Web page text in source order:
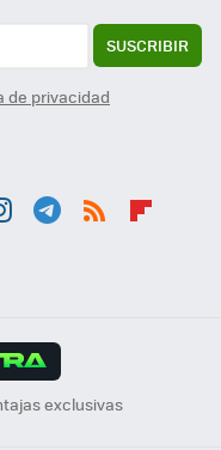
SUSCRIBIR
de privacidad
exclusivas